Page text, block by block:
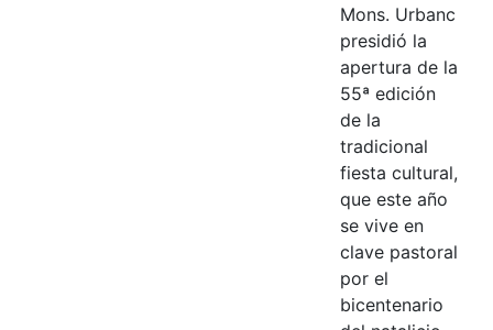
Mons. Urbanc
presidió la
apertura de la
55ª edición
de la
tradicional
fiesta cultural,
que este año
se vive en
clave pastoral
por el
bicentenario